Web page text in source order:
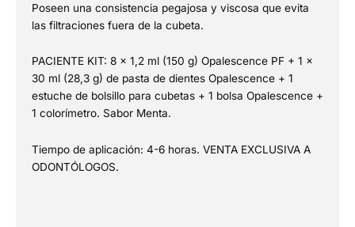
Poseen una consistencia pegajosa y viscosa que evita
las filtraciones fuera de la cubeta.
PACIENTE KIT: 8 x 1,2 ml (150 g) Opalescence PF + 1 x
30 ml (28,3 g) de pasta de dientes Opalescence + 1
estuche de bolsillo para cubetas + 1 bolsa Opalescence +
1 colorímetro. Sabor Menta.
Tiempo de aplicación: 4-6 horas. VENTA EXCLUSIVA A
ODONTÓLOGOS.